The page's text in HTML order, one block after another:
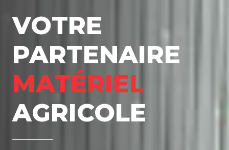
VOTRE
PARTENAIRE
MATÉRIEL
AGRICOLE